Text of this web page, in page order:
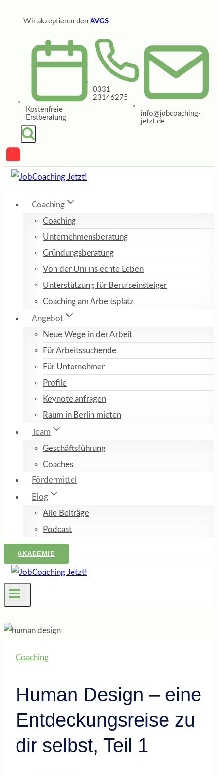
Wir akzeptieren den AVGS
Kostenfreie
Erstberatung
0331
23146275
info@jobcoaching-
jetzt.de
Coaching
Coaching
Unternehmensberatung
Gründungsberatung
Von der Uni ins echte Leben
Unterstützung für Berufseinsteiger
Coaching am Arbeitsplatz
Angebot
Neue Wege in der Arbeit
Für Arbeitssuchende
Für Unternehmer
Profile
Keynote anfragen
Raum in Berlin mieten
Team
Geschäftsführung
Coaches
Fördermittel
Blog
Alle Beiträge
Podcast
AKADEMIE
Coaching
Human Design – eine
Entdeckungsreise zu
dir selbst, Teil 1